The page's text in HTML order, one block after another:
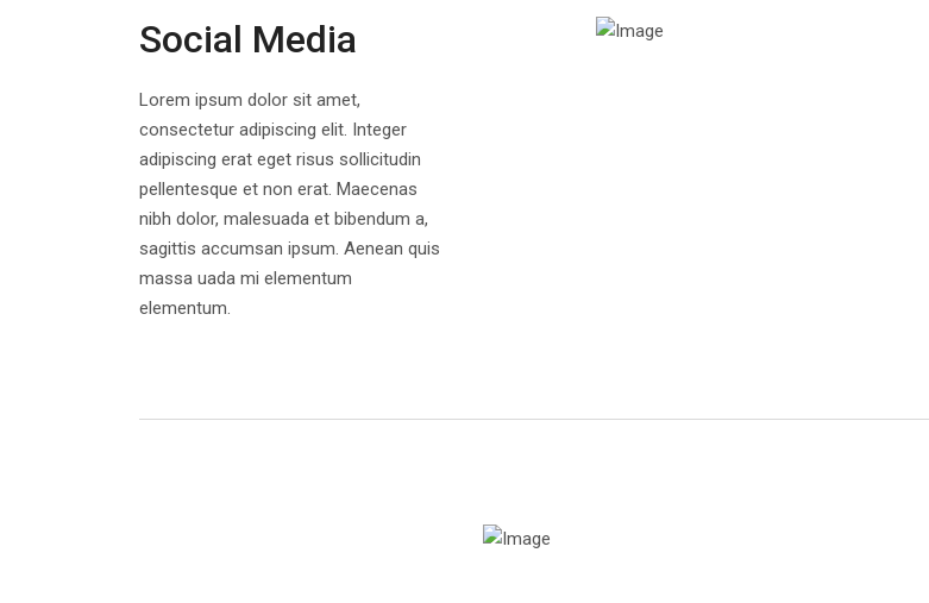
Social Media
Lorem ipsum dolor sit amet,
consectetur adipiscing elit. Integer
adipiscing erat eget risus sollicitudin
pellentesque et non erat. Maecenas
nibh dolor, malesuada et bibendum a,
sagittis accumsan ipsum. Aenean quis
massa uada mi elementum
elementum.